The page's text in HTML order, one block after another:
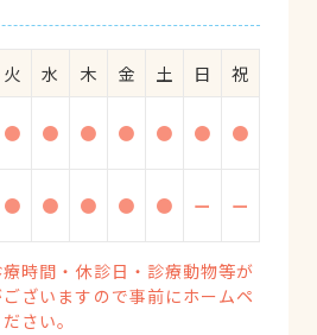
火 水 木 金 土 日
祝
● ● ● ● ● ● ●
● ● ● ● ● ー ー
時間・休診日・診療動物等が
ざいますので事前にホームペ
さい。